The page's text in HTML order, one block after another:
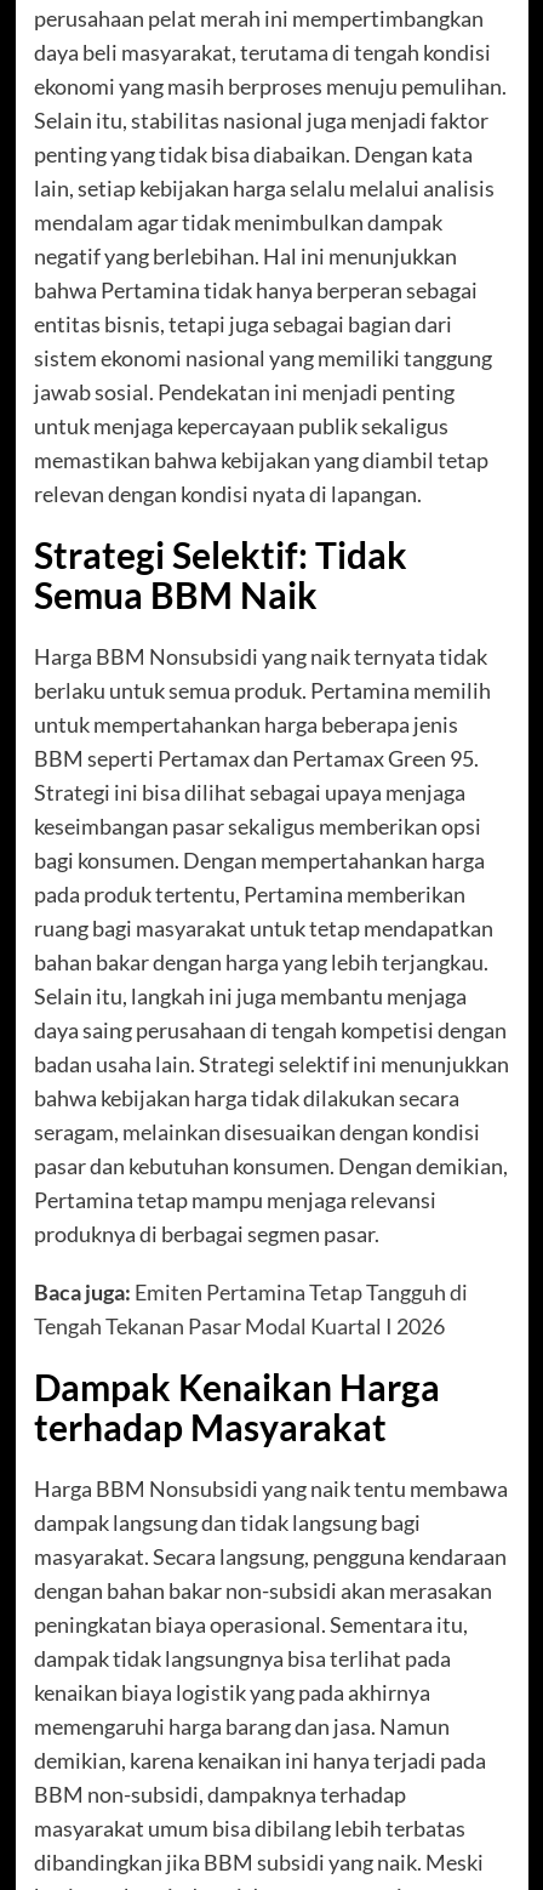
perusahaan pelat merah ini mempertimbangkan
daya beli masyarakat, terutama di tengah kondisi
ekonomi yang masih berproses menuju pemulihan.
Selain itu, stabilitas nasional juga menjadi faktor
penting yang tidak bisa diabaikan. Dengan kata
lain, setiap kebijakan harga selalu melalui analisis
mendalam agar tidak menimbulkan dampak
negatif yang berlebihan. Hal ini menunjukkan
bahwa Pertamina tidak hanya berperan sebagai
entitas bisnis, tetapi juga sebagai bagian dari
sistem ekonomi nasional yang memiliki tanggung
jawab sosial. Pendekatan ini menjadi penting
untuk menjaga kepercayaan publik sekaligus
memastikan bahwa kebijakan yang diambil tetap
relevan dengan kondisi nyata di lapangan.
Strategi Selektif: Tidak
Semua BBM Naik
Harga BBM Nonsubsidi yang naik ternyata tidak
berlaku untuk semua produk. Pertamina memilih
untuk mempertahankan harga beberapa jenis
BBM seperti Pertamax dan Pertamax Green 95.
Strategi ini bisa dilihat sebagai upaya menjaga
keseimbangan pasar sekaligus memberikan opsi
bagi konsumen. Dengan mempertahankan harga
pada produk tertentu, Pertamina memberikan
ruang bagi masyarakat untuk tetap mendapatkan
bahan bakar dengan harga yang lebih terjangkau.
Selain itu, langkah ini juga membantu menjaga
daya saing perusahaan di tengah kompetisi dengan
badan usaha lain. Strategi selektif ini menunjukkan
bahwa kebijakan harga tidak dilakukan secara
seragam, melainkan disesuaikan dengan kondisi
pasar dan kebutuhan konsumen. Dengan demikian,
Pertamina tetap mampu menjaga relevansi
produknya di berbagai segmen pasar.
Baca juga: Emiten Pertamina Tetap Tangguh di
Tengah Tekanan Pasar Modal Kuartal I 2026
Dampak Kenaikan Harga
terhadap Masyarakat
Harga BBM Nonsubsidi yang naik tentu membawa
dampak langsung dan tidak langsung bagi
masyarakat. Secara langsung, pengguna kendaraan
dengan bahan bakar non-subsidi akan merasakan
peningkatan biaya operasional. Sementara itu,
dampak tidak langsungnya bisa terlihat pada
kenaikan biaya logistik yang pada akhirnya
memengaruhi harga barang dan jasa. Namun
demikian, karena kenaikan ini hanya terjadi pada
BBM non-subsidi, dampaknya terhadap
masyarakat umum bisa dibilang lebih terbatas
dibandingkan jika BBM subsidi yang naik. Meski